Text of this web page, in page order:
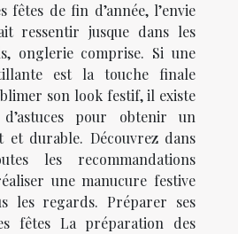
fêtes de fin d’année, l’envie
ressentir jusque dans les
onglerie comprise. Si une
est la touche finale
son look festif, il existe
pour obtenir un
et durable. Découvrez dans
les recommandations
une manucure festive
les regards. Préparer ses
fêtes La préparation des